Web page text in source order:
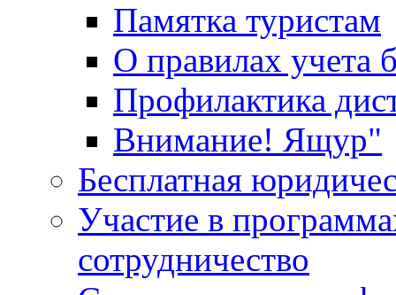
Памятка туристам
О правилах учета
Профилактика
Внимание! Ящур"
Бесплатная
Участие в
сотрудничество